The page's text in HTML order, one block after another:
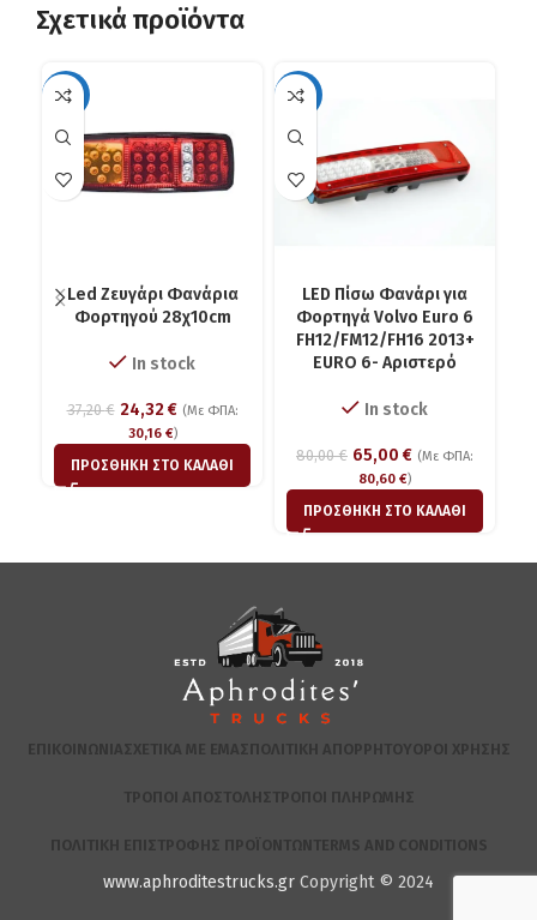
Σχετικά προϊόντα
-35%
Led Zευγάρι Φανάρια
Φορτηγού 28χ10cm
In stock
37,20€ 24,32€ (Με ΦΠΑ:
30,16 €)
ΠΡΟΣΘΉΚΗ ΣΤΟ ΚΑΛΆΘΙ
-19%
LED Πίσω Φανάρι για
Φορτηγά Volvo Euro 6
FH12/FM12/FH16 2013+
EURO 6- Αριστερό
In stock
80,00€ 65,00 € (Με ΦΠΑ:
80,60 €)
ΠΡΟΣΘΉΚΗ ΣΤΟ ΚΑΛΆΘΙ
ΕΠΙΚΟΙΝΩΝΊΑΣΧΕΤΙΚΆ ΜΕ ΕΜΆΣΠΟΛΙΤΙΚΉ ΑΠΟΡΡΉΤΟΥΌΡΟΙ ΧΡΉΣΗΣ
ΤΡΌΠΟΙ ΑΠΟΣΤΟΛΉΣΤΡΌΠΟΙ ΠΛΗΡΩΜΉΣ
ΠΟΛΙΤΙΚΉ ΕΠΙΣΤΡΟΦΉΣ ΠΡΟΪΌΝΤΩΝ TERMS AND CONDITIONS
www.aphroditestrucks.gr Copyright © 2024